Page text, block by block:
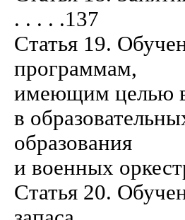
. . . . .137
Статья 19.
программам,
имеющим целью
в
образования
и военных
Статья 20.